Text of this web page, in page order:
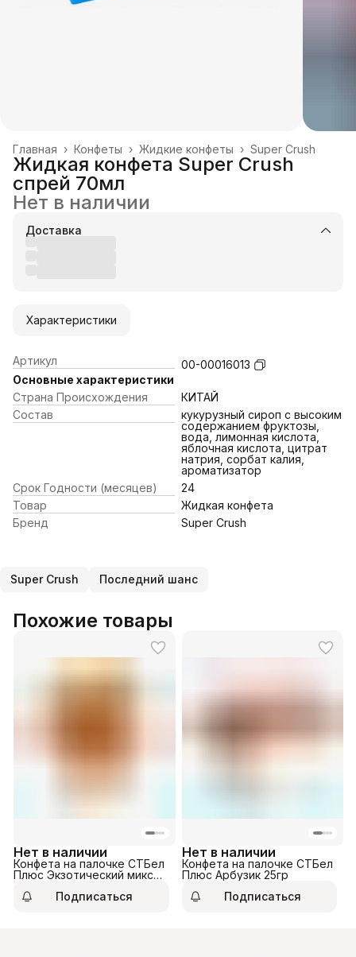
Super Crush
Жидкие конфеты ›
Конфеты ›
Главная ›
Жидкая конфета Super Crush
спрей 70мл
Нет в наличии
Доставка
Характеристики
Артикул
00-00016013
Основные характеристики
Страна Происхождения
КИТАЙ
Состав
кукурузный сироп с высоким
содержанием фруктозы,
вода, лимонная кислота,
яблочная кислота, цитрат
натрия, сорбат калия,
ароматизатор
Срок Годности (месяцев)
24
Товар
Жидкая конфета
Бренд
Super Crush
Super Crush Последний шанс
Похожие товары
Нет в наличии
Конфета на палочке СТБел
Плюс Экзотический микс
Подписаться
Нет в наличии
Конфета на палочке СТБел
Плюс Арбузик 25гр
Подписаться